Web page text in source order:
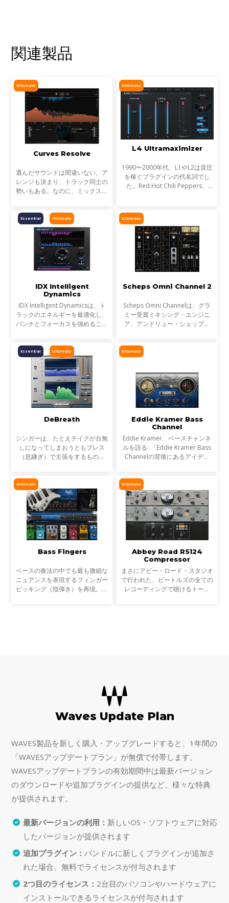
関連製品
Ultimate
Curves Resolve
選んだサウンドは間違いない。ア
レンジも決まり、トラック同士の
勢いもある。なのに、ミックスが
らです。これが音のマスキングと
言われる現象です。
Ultimate
L4 Ultramaximizer
1990〜2000年代、L1やL2は音圧
を稼ぐプラグインの代名詞でし
た。Red Hot Chili Peppers、
ウンドは世界を席巻しました。し
かし今、音楽は単なる音圧では
Ultimate
Essential
IDX Intelligent
Dynamics
IDX Intelligent Dynamicsは、ト
ラックのエネルギーを最適化し、
パンチとフォーカスを強めること
Ultimate
Scheps Omni Channel 2
Scheps Omni Channelは、グラ
ミー受賞ミキシング・エンジニ
ア、アンドリュー・シェップス
なチャンネル・ストリップ・プラ
Ultimate
Essential
DeBreath
シンガーは、たとえテイクが台無
しになってしまおうともブレス
（息継ぎ）で主張をするもので
あるいは除去することができま
す。つまり、シンガーはエンジ
Ultimate
Eddie Kramer Bass
Channel
Eddie Kramer、ベースチャンネ
ルを語る: 「Eddie Kramer Bass
Channelの背後にあるアイデア
トベースを作り上げるというこ
と。一般的に中低域に特徴を
Ultimate
Bass Fingers
ベースの奏法の中でも最も微細な
ニュアンスを表現するフィンガー
ピッキング（指弾き）を再現。リ
Ultimate
Abbey Road RS124
Compressor
まさにアビー・ロード・スタジオ
で行われた、ビートルズの全ての
レコーディングで聴けるトーン
Waves Update Plan
WAVES製品を新しく購入・アップグレードすると、1年間の
「WAVESアップデートプラン」が無償で付帯します。
WAVESアップデートプランの有効期間中は最新バージョン
のダウンロードや追加プラグインの提供など、様々な特典
が提供されます。
最新バージョンの利用： 新しいOS・ソフトウェアに対応
したバージョンが提供されます
追加プラグイン： バンドルに新しくプラグインが追加さ
れた場合、無料でライセンスが付与されます
2つ目のライセンス： 2台目のパソコンやハードウェアに
インストールできるライセンスが付与されます